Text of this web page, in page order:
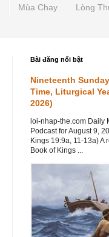
Mùa Chay Lòng
Bài đăng nổi bật
Nineteenth
Time, Liturgical
2026)
loi-nhap-the.com Daily
Podcast for August 9,
Kings 19:9a, 11-13a) A
Book of Kings ...